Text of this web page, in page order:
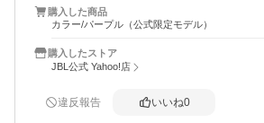
購入した商品
カラー/パープル（公式限定モデル）
購入したストア
JBL公式 Yahoo!店
違反報告 いいね0